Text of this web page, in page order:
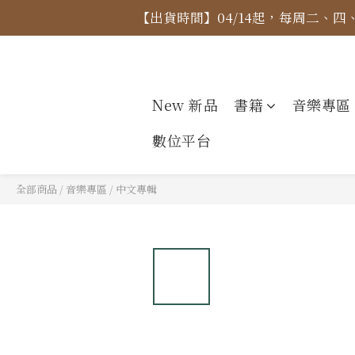
【價格
【出貨時間】04/14起，每周二、
New 新品 書籍
音樂專區
數位平台
全部商品 / 音樂專區 / 中文專輯